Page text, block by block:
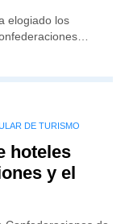
elogiado los
DE TURISMO
hoteles
y el